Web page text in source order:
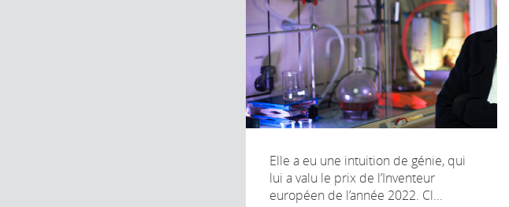
Elle a eu une intuition de génie, qui
lui a valu le prix de l’Inventeur
européen de l’année 2022. Cl...